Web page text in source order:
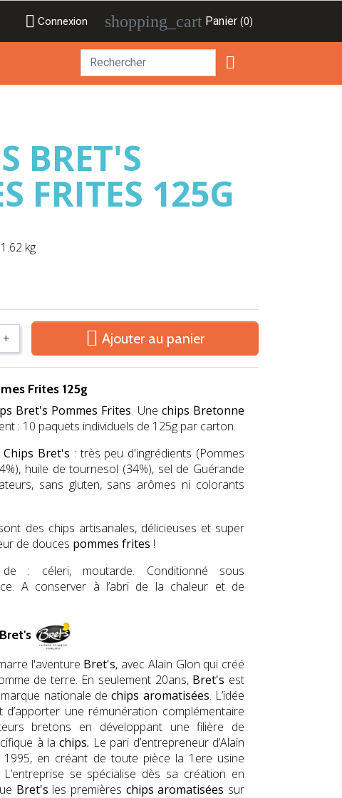
 Connexion shopping_cart Panier (0)

BRET'S
FRITES 125G
kg
+  Ajouter au panier
Frites 125g
Bret's Pommes Frites. Une chips Bretonne
: 10 paquets individuels de 125g par carton.
Chips Bret's : très peu d'ingrédients (Pommes
huile de tournesol (34%), sel de Guérande
sans gluten, sans arômes ni colorants
des chips artisanales, délicieuses et super
de douces pommes frites !
de : céleri, moutarde. Conditionné sous
A conserver à l’abri de la chaleur et de
l'aventure Bret's, avec Alain Glon qui créé
de terre. En seulement 20ans, Bret's est
nationale dechips aromatisées. L’idée
d’apporter une rémunération complémentaire
bretons en développant une filière de
à lachips. Le pari d’entrepreneur d’Alain
1995, en créant de toute pièce la 1ere usine
L’entreprise se spécialise dès sa création en
Bret's les premières chips aromatisées sur